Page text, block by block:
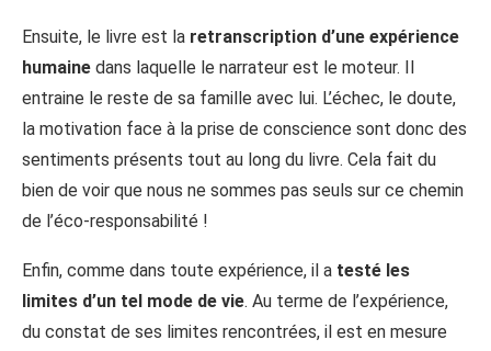
Ensuite, le livre est la retranscription d’une expérience
humaine dans laquelle le narrateur est le moteur. Il
entraine le reste de sa famille avec lui. L’échec, le doute,
la motivation face à la prise de conscience sont donc des
sentiments présents tout au long du livre. Cela fait du
bien de voir que nous ne sommes pas seuls sur ce chemin
de l’éco-responsabilité !
Enfin, comme dans toute expérience, il a testé les
limites d’un tel mode de vie. Au terme de l’expérience,
du constat de ses limites rencontrées, il est en mesure